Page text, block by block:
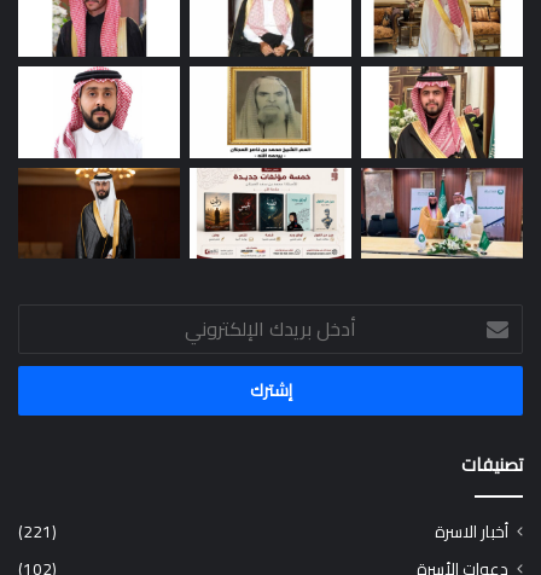
أدخل
بريدك
الإلكتروني
تصنيفات
أخبار الاسرة
(221)